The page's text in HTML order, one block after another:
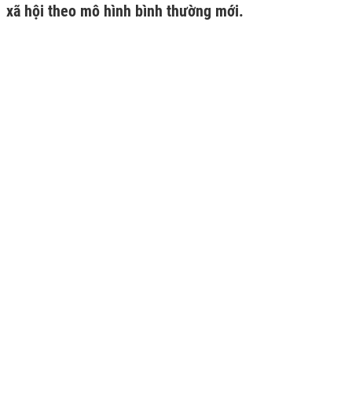
xã hội theo mô hình bình thường mới.